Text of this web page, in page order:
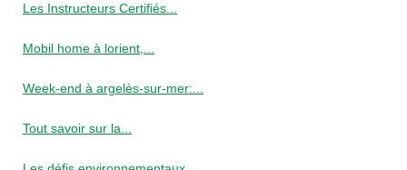
Les Instructeurs Certifiés...
Mobil home à lorient,...
Week-end à argelès-sur-mer:...
Tout savoir sur la...